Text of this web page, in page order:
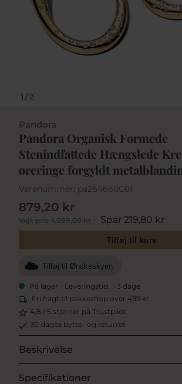
1 / 2
Pandora
Pandora Organisk Formede
Stenindfattede Hængslede
øreringe forgyldt
Varenummer: pa264660C01
Vejl. pris1.099,00 kr Spar 219,80 kr
879,20 kr
Tilføj til kurv
Tilføj til Ønskeskyen
På lager - Leveringstid, 1-3 dage
Fri fragt til pakkeshop over 499 kr.
4,8 / 5 stjerner på Trustpilot
30 dages bytte- og returret
Beskrivelse
Specifikationer